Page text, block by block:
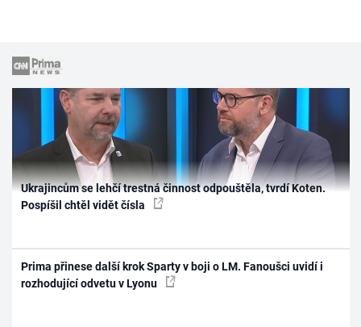
Ukrajincům se lehčí trestná činnost odpouštěla, tvrdí Koten.
Pospíšil chtěl vidět čísla
Prima přinese další krok Sparty v boji o LM. Fanoušci uvidí i
rozhodující odvetu v Lyonu